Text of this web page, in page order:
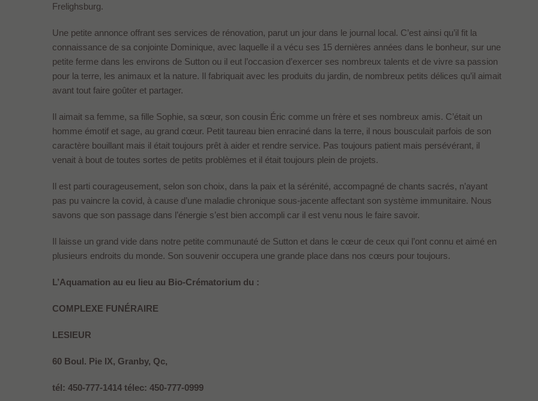
Frelighsburg.
Une petite annonce offrant ses services de rénovation, parut un jour dans le journal local. C’est ainsi qu’il fit la
connaissance de sa conjointe Dominique, avec laquelle il a vécu ses 15 dernières années dans le bonheur, sur une
petite ferme dans les environs de Sutton ou il eut l’occasion d’exercer ses nombreux talents et de vivre sa passion
pour la terre, les animaux et la nature. Il fabriquait avec les produits du jardin, de nombreux petits délices qu’il aimait
avant tout faire goûter et partager.
Il aimait sa femme, sa fille Sophie, sa sœur, son cousin Éric comme un frère et ses nombreux amis. C’était un
homme émotif et sage, au grand cœur. Petit taureau bien enraciné dans la terre, il nous bousculait parfois de son
caractère bouillant mais il était toujours prêt à aider et rendre service. Pas toujours patient mais persévérant, il
venait à bout de toutes sortes de petits problèmes et il était toujours plein de projets.
Il est parti courageusement, selon son choix, dans la paix et la sérénité, accompagné de chants sacrés, n’ayant
pas pu vaincre la covid, à cause d’une maladie chronique sous-jacente affectant son système immunitaire. Nous
savons que son passage dans l’énergie s’est bien accompli car il est venu nous le faire savoir.
Il laisse un grand vide dans notre petite communauté de Sutton et dans le cœur de ceux qui l’ont connu et aimé en
plusieurs endroits du monde. Son souvenir occupera une grande place dans nos cœurs pour toujours.
L’Aquamation au eu lieu au Bio-Crématorium du :
COMPLEXE FUNÉRAIRE
LESIEUR
60 Boul. Pie IX, Granby, Qc,
tél: 450-777-1414 télec: 450-777-0999